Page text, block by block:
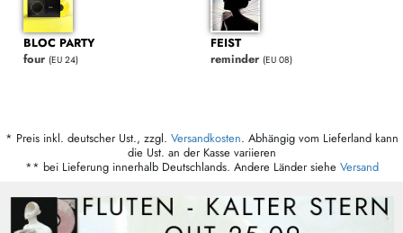
BLOC PARTY
four (EU 24)
FEIST
reminder (EU 08)
* Preis inkl. deutscher Ust., zzgl. Versandkosten. Abhängig vom Lieferland kann
die Ust. an der Kasse variieren
** bei Lieferung innerhalb Deutschlands. Andere Länder siehe Versand